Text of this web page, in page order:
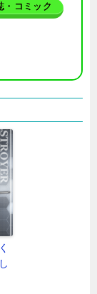
・コミック